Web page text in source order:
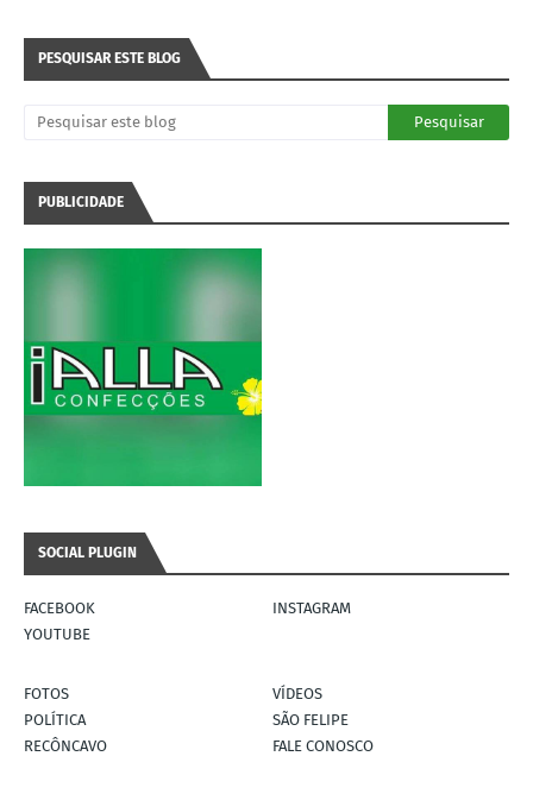
PESQUISAR ESTE BLOG
PUBLICIDADE
SOCIAL PLUGIN
FACEBOOK
INSTAGRAM
YOUTUBE
FOTOS
VÍDEOS
POLÍTICA
SÃO FELIPE
RECÔNCAVO
FALE CONOSCO